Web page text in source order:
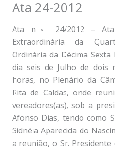
Ata 24-2012
Ata n◦ 24/2012 – Ata
Extraordinária da
Ordinária da Décima
dia seis de Julho de dois
horas, no Plenário da
Rita de Caldas, onde
vereadores(as), sob a
Afonso Dias, tendo como
Sidnéia Aparecida do
a reunião, o Sr.